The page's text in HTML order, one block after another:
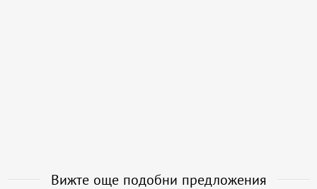
Вижте още подобни предложения